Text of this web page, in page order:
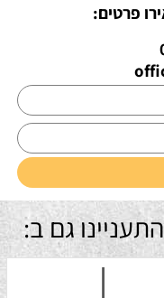
פרטים:
גם ב: